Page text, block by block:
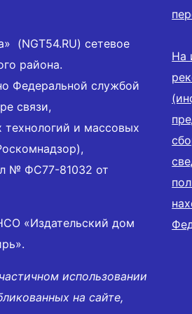
(NGT54.RU) сетевое
района.
Федеральной службой
связи,
и массовых
№ ФС77-81032 от
«Издательский дом
использовании
на сайте,
На